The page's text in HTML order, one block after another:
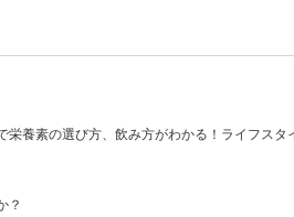
養素の選び方、飲み方がわかる！ライフス
？